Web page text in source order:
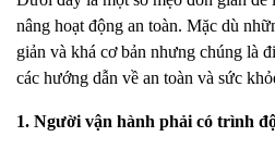
nâng hoạt động an toàn. Mặc dù
giản và khá cơ bản nhưng chúng là
các hướng dẫn về an toàn và sức
1. Người vận hành phải có trình